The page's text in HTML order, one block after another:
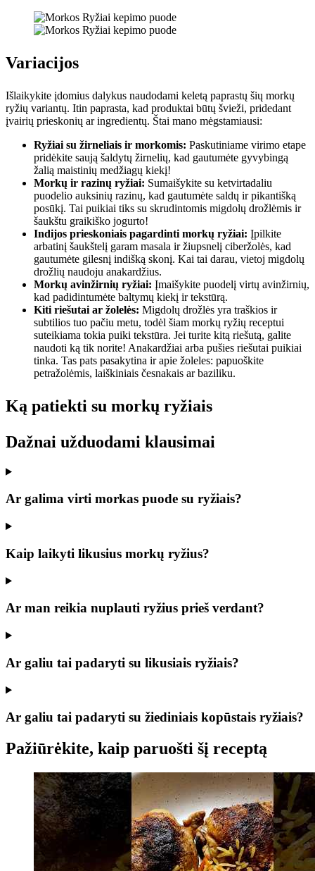
Variacijos
Išlaikykite įdomius dalykus naudodami keletą paprastų šių morkų
ryžių variantų. Itin paprasta, kad produktai būtų švieži, pridedant
įvairių prieskonių ar ingredientų. Štai mano mėgstamiausi:
Ryžiai su žirneliais ir morkomis: Paskutiniame virimo etape
pridėkite saują šaldytų žirnelių, kad gautumėte gyvybingą
žalią maistinių medžiagų kiekį!
Morkų ir razinų ryžiai: Sumaišykite su ketvirtadaliu
puodelio auksinių razinų, kad gautumėte saldų ir pikantišką
posūkį. Tai puikiai tiks su skrudintomis migdolų drožlėmis ir
šaukštu graikiško jogurto!
Indijos prieskoniais pagardinti morkų ryžiai: Įpilkite
arbatinį šaukštelį garam masala ir žiupsnelį ciberžolės, kad
gautumėte gilesnį indišką skonį. Kai tai darau, vietoj migdolų
drožlių naudoju anakardžius.
Morkų avinžirnių ryžiai: Įmaišykite puodelį virtų avinžirnių,
kad padidintumėte baltymų kiekį ir tekstūrą.
Kiti riešutai ar žolelės: Migdolų drožlės yra traškios ir
subtilios tuo pačiu metu, todėl šiam morkų ryžių receptui
suteikiama tokia puiki tekstūra. Jei turite kitą riešutą, galite
naudoti ką tik norite! Anakardžiai arba pušies riešutai puikiai
tinka. Tas pats pasakytina ir apie žoleles: papuoškite
petražolėmis, laiškiniais česnakais ar baziliku.
Ką patiekti su morkų ryžiais
Dažnai užduodami klausimai
Ar galima virti morkas puode su ryžiais?
Kaip laikyti likusius morkų ryžius?
Ar man reikia nuplauti ryžius prieš verdant?
Ar galiu tai padaryti su likusiais ryžiais?
Ar galiu tai padaryti su žiediniais kopūstais ryžiais?
Pažiūrėkite, kaip paruošti šį receptą